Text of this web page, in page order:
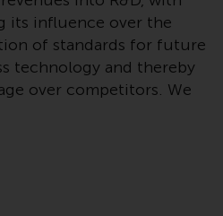
Angebots zum
oder
darstellen, die
einem seiner
Diese
its influence over the
of standards for future
technology and thereby
over competitors. We